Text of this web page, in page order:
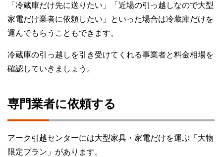
「冷蔵庫だけ先に送りたい」「近場の引っ越しなので大型
家電だけ業者に依頼したい」といった場合は冷蔵庫だけを
運んでもらうこともできます。
冷蔵庫の引っ越しを引き受けてくれる事業者と料金相場を
確認していきましょう。
専門業者に依頼する
アーク引越センターには大型家具・家電だけを運ぶ「大物
限定プラン」があります。